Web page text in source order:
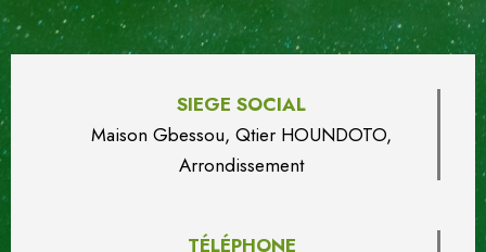
SIEGE SOCIAL
Maison Gbessou, Qtier HOUNDOTO,
Arrondissement
TÉLÉPHONE